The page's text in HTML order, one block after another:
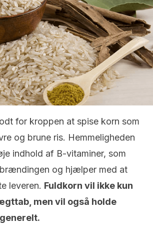
for kroppen at spise korn som
og brune ris. Hemmeligheden
indhold af B-vitaminer, som
og hjælper med at
leveren. Fuldkorn vil ikke kun
men vil også holde